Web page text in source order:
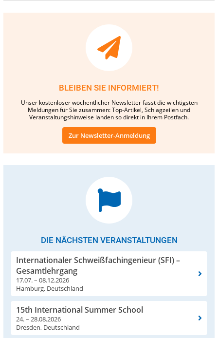
BLEIBEN SIE INFORMIERT!
Unser kostenloser wöchentlicher Newsletter fasst die wichtigsten
Meldungen für Sie zusammen: Top-Artikel, Schlagzeilen und
Veranstaltungshinweise landen so direkt in Ihrem Postfach.
Zur Newsletter-Anmeldung
DIE NÄCHSTEN VERANSTALTUNGEN
Internationaler Schweißfachingenieur (SFI) –
Gesamtlehrgang
17.07. – 08.12.2026
Hamburg, Deutschland
15th International Summer School
24. – 28.08.2026
Dresden, Deutschland